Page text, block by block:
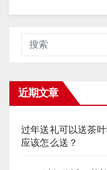
近期文章
过年送礼可以送茶
应该怎么送？